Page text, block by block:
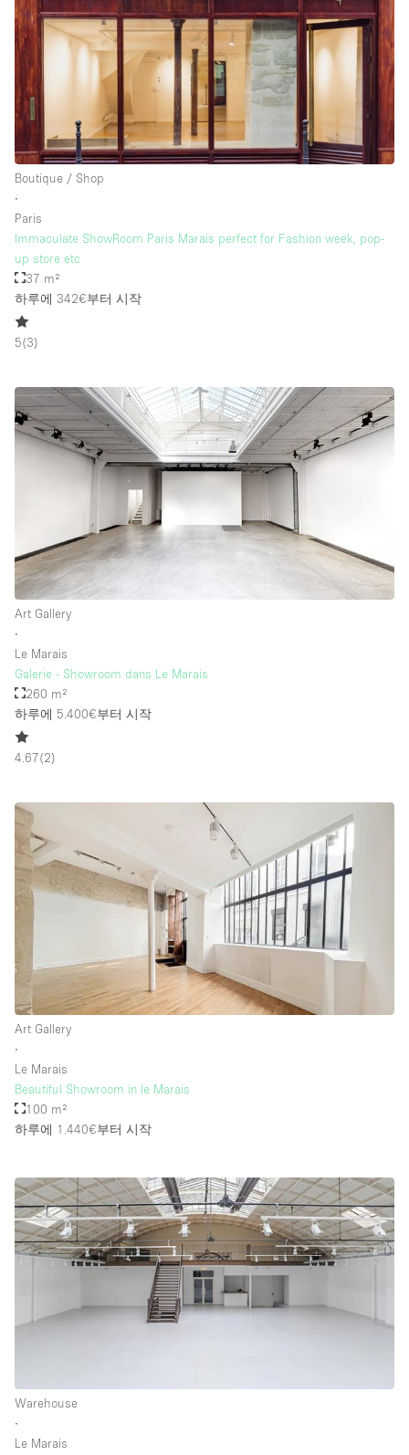
Boutique / Shop
∙
Paris
Immaculate ShowRoom Paris Marais perfect for Fashion week, pop-
up store etc
37 m²
하루에 342€부터 시작
5(3)
Art Gallery
∙
Le Marais
Galerie - Showroom dans Le Marais
260 m²
하루에 5.400€부터 시작
4.67(2)
Art Gallery
∙
Le Marais
Beautiful Showroom in le Marais
100 m²
하루에 1.440€부터 시작
Warehouse
∙
Le Marais